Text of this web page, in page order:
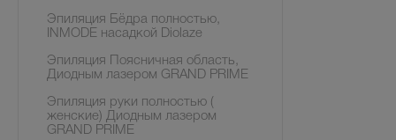
Эпиляция Бёдра полностью,
INMODE насадкой Diolaze
Эпиляция Поясничная область,
Диодным лазером GRAND PRIME
Эпиляция руки полностью (
женские) Диодным лазером
GRAND PRIME